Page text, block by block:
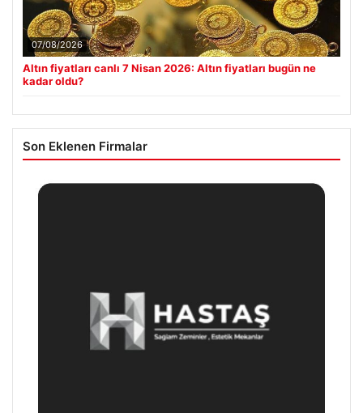
07/08/2026
Altın fiyatları canlı 7 Nisan 2026: Altın fiyatları bugün ne
kadar oldu?
Son Eklenen Firmalar